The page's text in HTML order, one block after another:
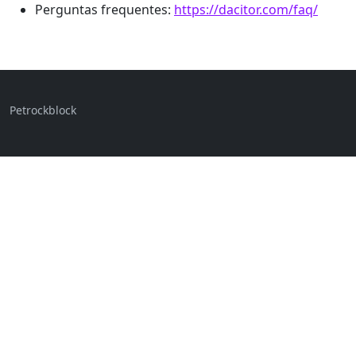
Perguntas frequentes: https://dacitor.com/faq/
Petrockblock